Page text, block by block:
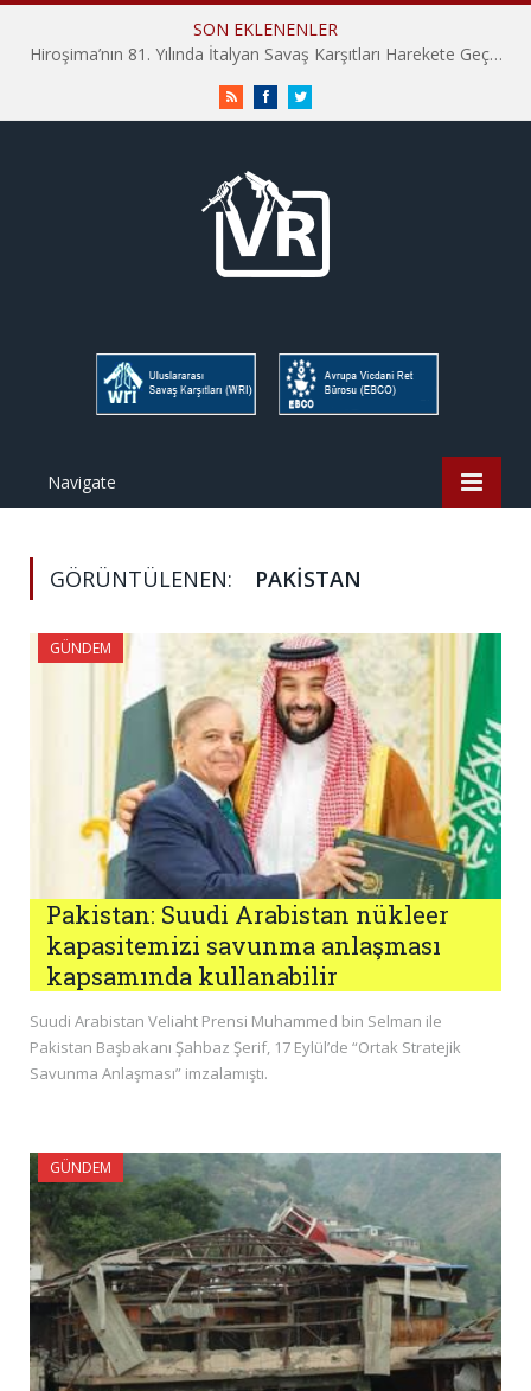
SON EKLENENLER
Hiroşima’nın 81. Yılında İtalyan Savaş Karşıtları Harekete Geçti: “Hatırlamak yeterli değil”
RSS FacebookTwitter
Navigate
GÖRÜNTÜLENEN: PAKISTAN
GÜNDEM
Pakistan: Suudi Arabistan nükleer
kapasitemizi savunma anlaşması
kapsamında kullanabilir
Suudi Arabistan Veliaht Prensi Muhammed bin Selman ile
Pakistan Başbakanı Şahbaz Şerif, 17 Eylül’de “Ortak Stratejik
Savunma Anlaşması” imzalamıştı.
GÜNDEM